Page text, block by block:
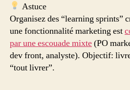
Astuce
Organisez des “learning sprints”
une fonctionnalité marketing est
par une escouade mixte(PO
dev front, analyste). Objectif:
“tout livrer”.